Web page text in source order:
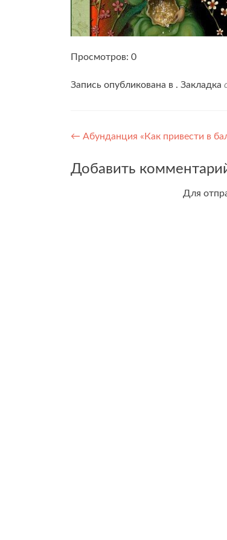
Просмотров: 0
Запись опубликована в . Закладка
Навигация
по
записям
← Абунданция «Как привести в
Добавить
Для